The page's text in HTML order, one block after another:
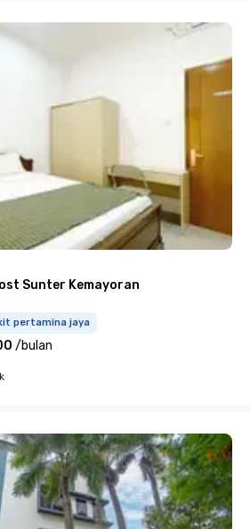
Sunter Kemayoran
pertamina jaya
/bulan